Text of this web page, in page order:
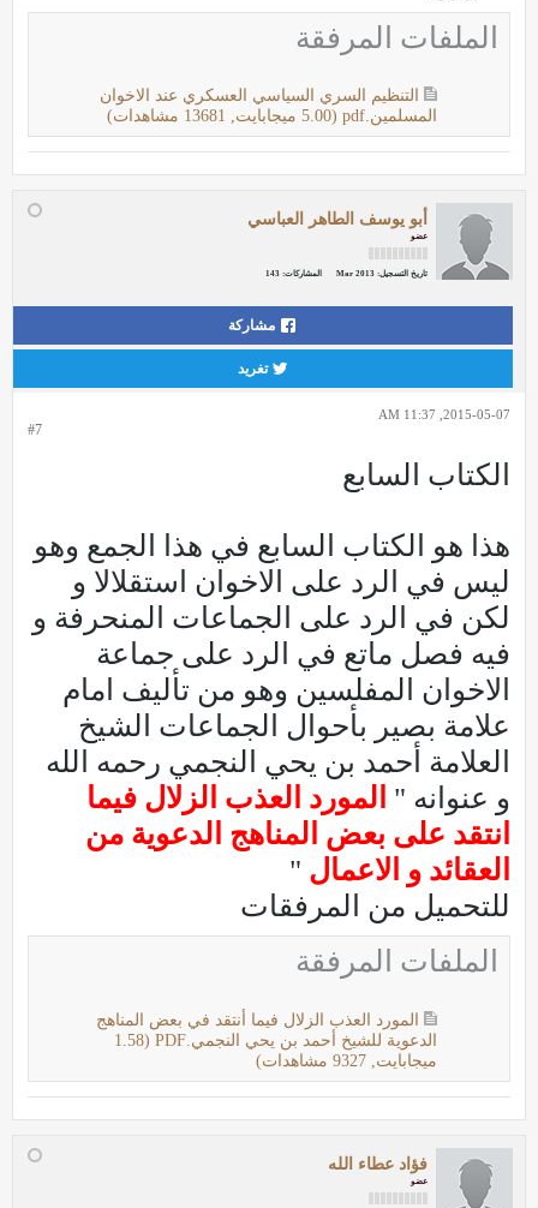
الملفات المرفقة
التنظيم السري السياسي العسكري عند الاخوان
المسلمين.pdf
(5.00 ميجابايت, 13681 مشاهدات)
أبو يوسف الطاهر العباسي
عضو
تاريخ التسجيل: Mar 2013 المشاركات: 143
مشاركة
تغريد
#7
2015-05-07, 11:37 AM
الكتاب السابع
هذا هو الكتاب السابع في هذا الجمع وهو
ليس في الرد على الاخوان استقلالا و
لكن في الرد على الجماعات المنحرفة و
فيه فصل ماتع في الرد على جماعة
الاخوان المفلسين وهو من تأليف امام
علامة بصير بأحوال الجماعات الشيخ
العلامة أحمد بن يحي النجمي رحمه الله
و عنوانه " المورد العذب الزلال فيما
انتقد على بعض المناهج الدعوية من
العقائد و الاعمال "
للتحميل من المرفقات
الملفات المرفقة
المورد العذب الزلال فيما أنتقد في بعض المناهج
الدعوية للشيخ أحمد بن يحي النجمي.PDF
(1.58
ميجابايت, 9327 مشاهدات)
فؤاد عطاء الله
عضو